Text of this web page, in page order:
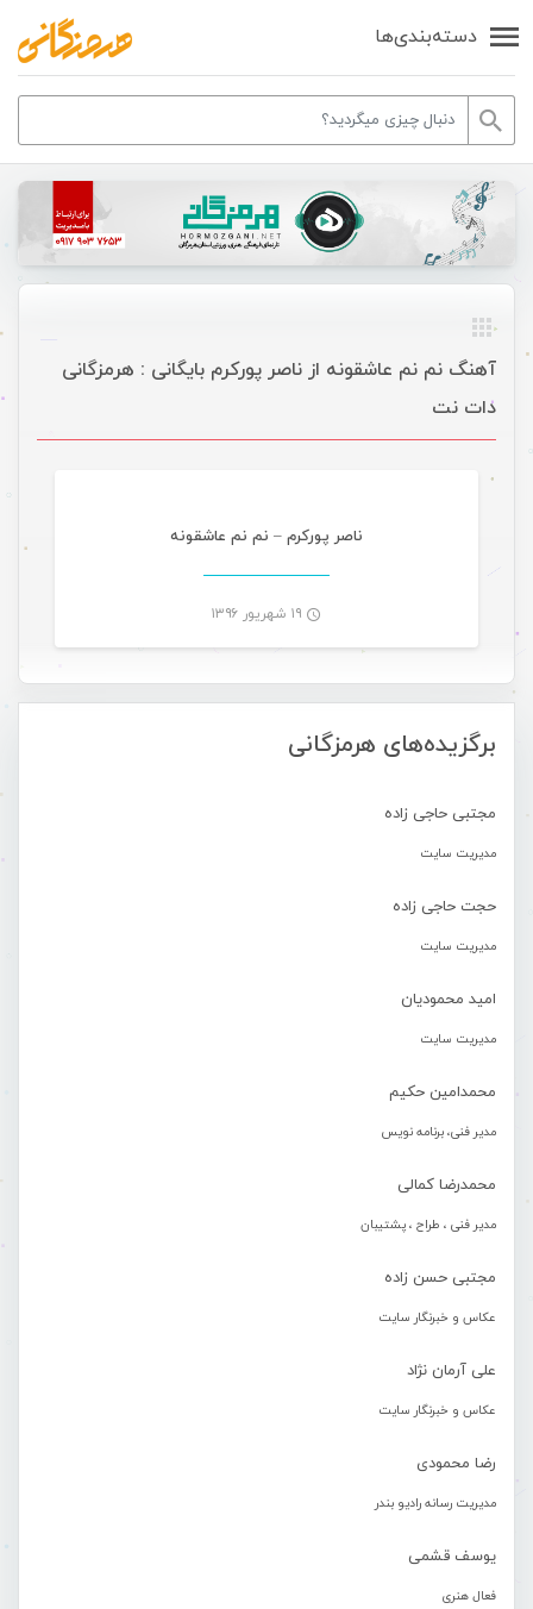
دسته‌بندی‌ها
برگزیده‌های هرمزگانی
مجتبی حاجی زاده
مدیریت سایت
حجت حاجی زاده
مدیریت سایت
امید محمودیان
مدیریت سایت
محمدامین حکیم
مدیر فنی، برنامه نویس
محمدرضا کمالی
مدیر فنی ، طراح ، پشتیبان
مجتبی حسن زاده
عکاس و خبرنگار سایت
علی آرمان نژاد
عکاس و خبرنگار سایت
رضا محمودی
مدیریت رسانه رادیو بندر
یوسف قشمی
فعال هنری
آهنگ نم نم عاشقونه از ناصر پورکرم بایگانی : هرمزگانی
دات نت
ناصر پورکرم – نم نم عاشقونه
۱۹ شهریور ۱۳۹۶